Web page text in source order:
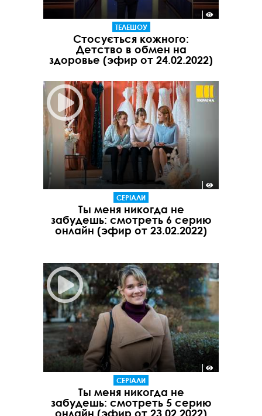
ТЕЛЕШОУ
Стосується кожного:
Детство в обмен на
здоровье (эфир от 24.02.2022)
СЕРІАЛИ
Ты меня никогда не
забудешь: смотреть 6 серию
онлайн (эфир от 23.02.2022)
СЕРІАЛИ
Ты меня никогда не
забудешь: смотреть 5 серию
онлайн (эфир от 23.02.2022)